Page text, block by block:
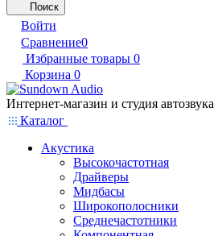
Поиск
Войти
Сравнение0
Избранные товары 0
Корзина 0
Интернет-магазин и студия автозвука
Каталог
Акустика
Высокочастотная
Драйверы
Мидбасы
Широкополосники
Среднечастотники